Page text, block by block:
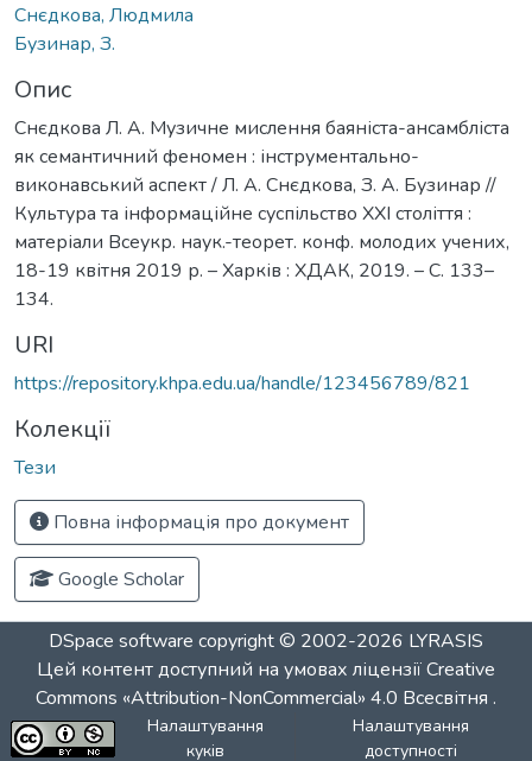
Снєдкова, Людмила
Бузинар, З.
Опис
Снєдкова Л. А. Музичне мислення баяніста-ансамбліста
як семантичний феномен : інструментально-
виконавський аспект / Л. А. Снєдкова, З. А. Бузинар //
Культура та інформаційне суспільство ХХІ століття :
матеріали Всеукр. наук.-теорет. конф. молодих учених,
18-19 квітня 2019 р. – Харків : ХДАК, 2019. – С. 133–
134.
URI
https://repository.khpa.edu.ua/handle/123456789/821
Колекції
Тези
Повна інформація про документ
Google Scholar
DSpace software copyright © 2002-2026 LYRASIS
Цей контент доступний на умовах ліцензіїCreative
Commons «Attribution-NonCommercial» 4.0 Всесвітня .
Налаштування
куків
Налаштування
доступності